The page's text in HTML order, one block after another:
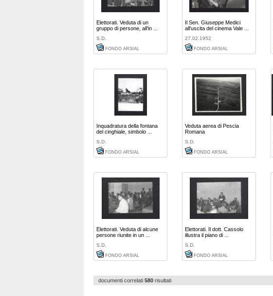
Elettorati. Veduta di un
gruppo di persone, all'in ...
S.D.
FONDO ARSIAL
Il Sen. Giuseppe Medici
all'uscita del cinema Vale ...
27.02.1952
FONDO ARSIAL
Inquadratura della fontana
del cinghiale, simbolo ...
S.D.
FONDO ARSIAL
Veduta aerea di Pescia
Romana
S.D.
FONDO ARSIAL
Elettorati. Veduta di alcune
persone riunite in un ...
S.D.
FONDO ARSIAL
Elettorati. Il dott. Cassolo
illustra il piano di ...
S.D.
FONDO ARSIAL
documenti correlati 580 risultati